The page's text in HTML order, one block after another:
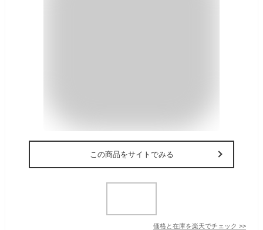
この商品をサイトでみる
価格と在庫を楽天でチェック >>